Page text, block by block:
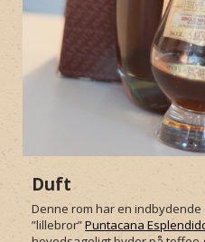
Duft
Denne rom har en
”lillebror”Puntacana